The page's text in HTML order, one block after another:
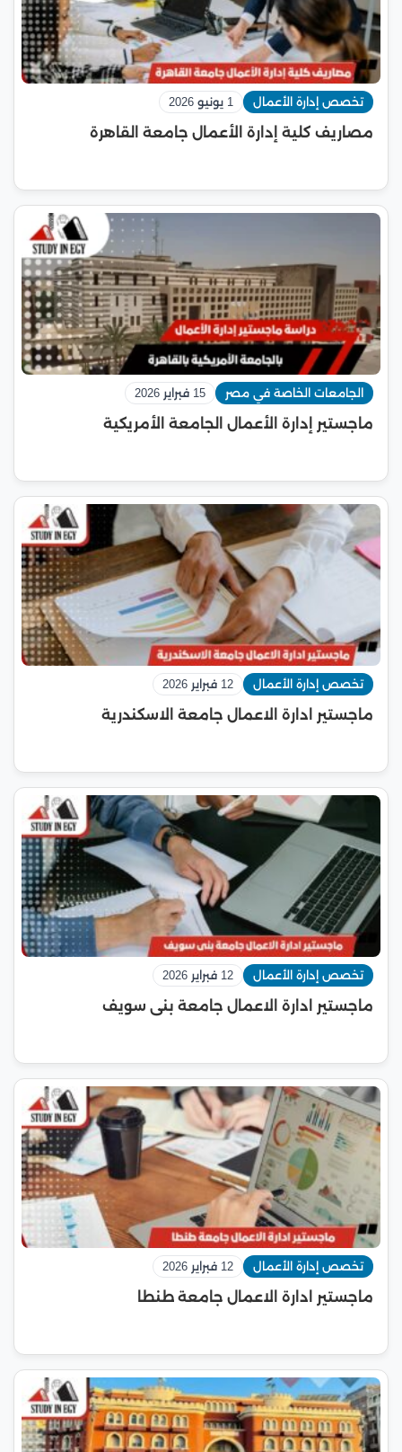
تخصص إدارة الأعمال 1 يونيو 2026
مصاريف كلية إدارة الأعمال جامعة القاهرة
الجامعات الخاصة في مصر 15 فبراير 2026
ماجستير إدارة الأعمال الجامعة الأمريكية
تخصص إدارة الأعمال 12 فبراير 2026
ماجستير ادارة الاعمال جامعة الاسكندرية
تخصص إدارة الأعمال 12 فبراير 2026
ماجستير ادارة الاعمال جامعة بنى سويف
تخصص إدارة الأعمال 12 فبراير 2026
ماجستير ادارة الاعمال جامعة طنطا